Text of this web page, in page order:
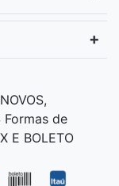
Formas de
E BOLETO